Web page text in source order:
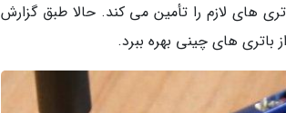
های لازم را تأمین می کند. حالا طبق گزارش